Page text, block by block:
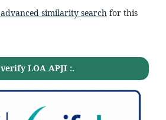
similarity search for this
LOA APJI :.